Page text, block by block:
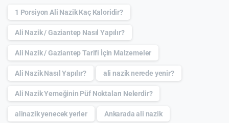
1 Porsiyon Ali Nazik Kaç Kaloridir?
Ali Nazik / Gaziantep Nasıl Yapılır?
Ali Nazik / Gaziantep Tarifi İçin Malzemeler
Ali Nazik Nasıl Yapılır? ali nazik nerede yenir?
Ali Nazik Yemeğinin Püf Noktaları Nelerdir?
alinazik yenecek yerler Ankarada ali nazik